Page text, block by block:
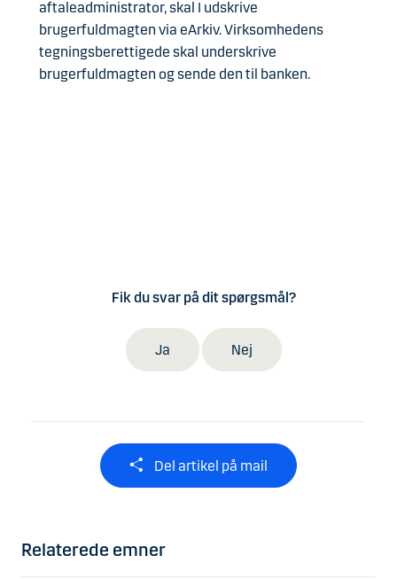
aftaleadministrator, skal I udskrive
brugerfuldmagten via eArkiv. Virksomhedens
tegningsberettigede skal underskrive
brugerfuldmagten og sende den til banken.
Fik du svar på dit spørgsmål?
Ja Nej
Del artikel på mail
Relaterede emner